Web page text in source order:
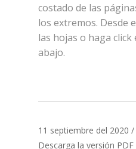
costado de las
los extremos. Desde
las hojas o haga click
abajo.
11 septiembre del 2020 /
Descarga la versión